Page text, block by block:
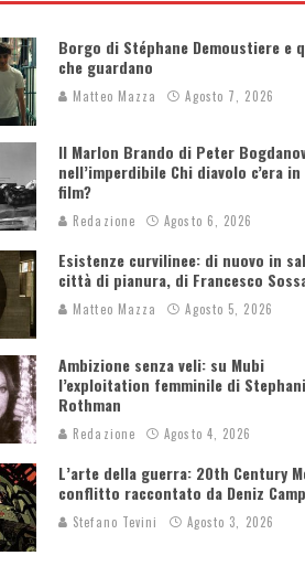
Borgo di Stéphane Demoustiere e
che guardano
Matteo Mazza Agosto 7, 2026
Il Marlon Brando di Peter
nell’imperdibile Chi diavolo c’era
film?
Redazione Agosto 6, 2026
Esistenze curvilinee: di nuovo in
città di pianura, di Francesco
Matteo Mazza Agosto 5, 2026
Ambizione senza veli: su Mubi
l’exploitation femminile di
Rothman
Redazione Agosto 4, 2026
L’arte della guerra: 20th Century
conflitto raccontato da Deniz Camp
Stefano Tevini Agosto 3, 2026